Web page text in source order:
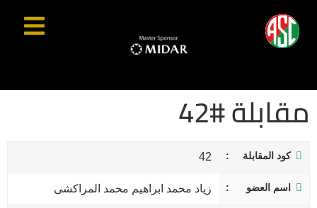
مقابلة #42
كود المقابلة 42
اسم العضو زياد محمد ابراهيم محمد المراكشى